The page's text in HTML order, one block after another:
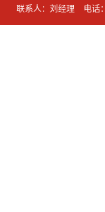
联系人：刘经理 电话